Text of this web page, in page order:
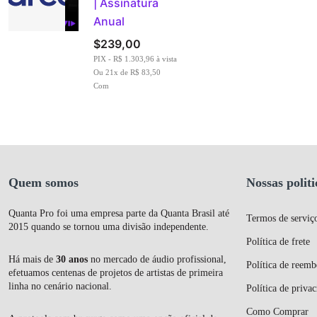
| Assinatura
Anual
$239,00
PIX - R$ 1.303,96 à vista
Ou 21x de R$ 83,50
Com
Quem somos
Quanta Pro foi uma empresa parte da Quanta Brasil até
2015 quando se tornou uma divisão independente.
Há mais de 30 anos no mercado de áudio profissional,
efetuamos centenas de projetos de artistas de primeira
linha no cenário nacional.
Nossas
Termos de
Política de frete
Política de
Política de
Como Comprar